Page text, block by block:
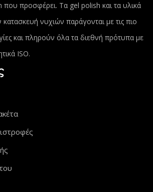
προσφέρει. Τα gel polish και τα υλικά
κατασκευή νυχιών παράγονται με τις πιο
και πληρούν όλα τα διεθνή πρότυπα με
ISO.